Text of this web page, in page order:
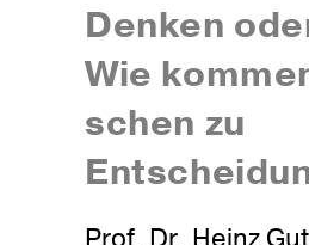
Denken
Wie
schen zu